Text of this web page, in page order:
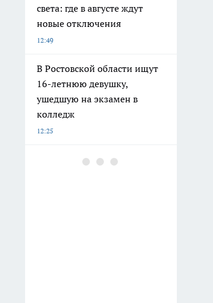
света: где в августе ждут
новые отключения
12:49
В Ростовской области ищут
16-летнюю девушку,
ушедшую на экзамен в
колледж
12:25
В четырех районах